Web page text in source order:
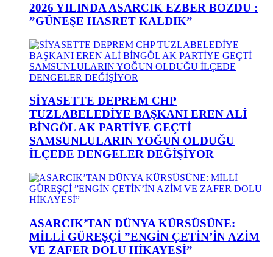
2026 YILINDA ASARCIK EZBER BOZDU :
”GÜNEŞE HASRET KALDIK”
SİYASETTE DEPREM CHP
TUZLABELEDİYE BAŞKANI EREN ALİ
BİNGÖL AK PARTİYE GEÇTİ
SAMSUNLULARIN YOĞUN OLDUĞU
İLÇEDE DENGELER DEĞİŞİYOR
ASARCIK’TAN DÜNYA KÜRSÜSÜNE:
MİLLİ GÜREŞÇİ ”ENGİN ÇETİN’İN AZİM
VE ZAFER DOLU HİKAYESİ”